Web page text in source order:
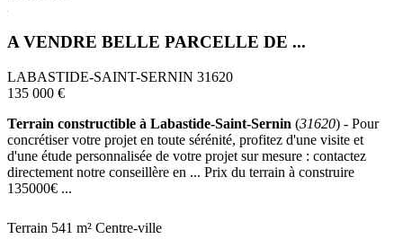
A VENDRE BELLE PARCELLE DE ...
LABASTIDE-SAINT-SERNIN 31620
135 000 €
Terrain constructible à Labastide-Saint-Sernin (31620) - Pour
concrétiser votre projet en toute sérénité, profitez d'une visite et
d'une étude personnalisée de votre projet sur mesure : contactez
directement notre conseillère en ... Prix du terrain à construire
135000€ ...
Terrain 541 m² Centre-ville